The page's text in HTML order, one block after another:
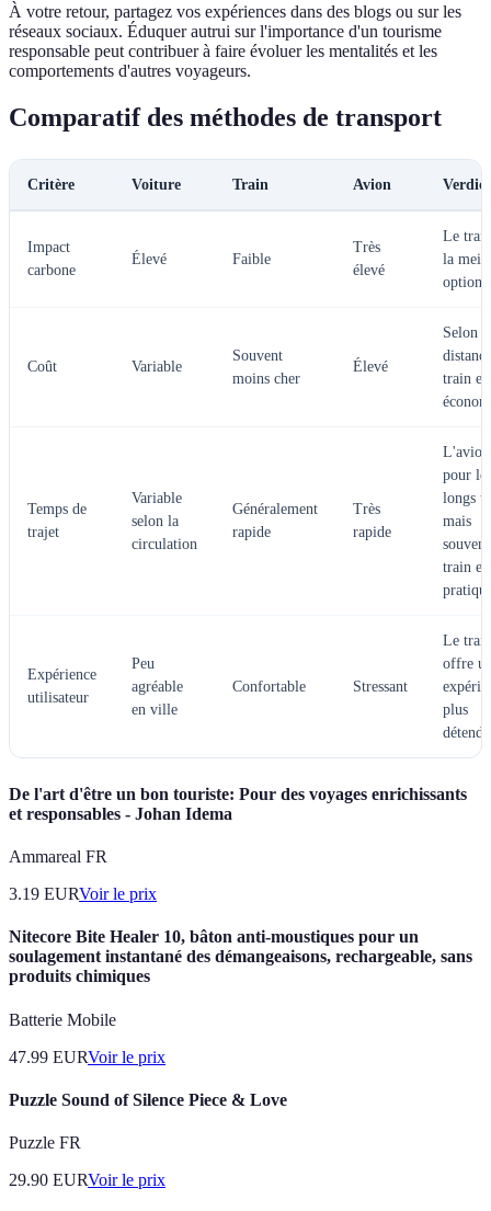
À votre retour, partagez vos expériences dans des blogs ou sur les
réseaux sociaux. Éduquer autrui sur l'importance d'un tourisme
responsable peut contribuer à faire évoluer les mentalités et les
comportements d'autres voyageurs.
Comparatif des méthodes de transport
Critère Voiture Train Avion Verdict
Impact
carbone
Élevé Faible
Très
élevé
Le
la
option.
Coût Variable
Souvent
moins cher
Élevé
Selon
train
Temps de
trajet
Variable
selon la
circulation
Généralement
rapide
Très
rapide
L'avion
pour les
longs
mais
train
Expérience
utilisateur
Peu
agréable
en ville
Confortable Stressant
Le train
offre
plus
De l'art d'être un bon touriste: Pour des voyages enrichissants
et responsables - Johan Idema
Ammareal FR
3.19 EURVoir le prix
Nitecore Bite Healer 10, bâton anti-moustiques pour un
soulagement instantané des démangeaisons, rechargeable, sans
produits chimiques
Batterie Mobile
47.99 EURVoir le prix
Puzzle Sound of Silence Piece & Love
Puzzle FR
29.90 EURVoir le prix